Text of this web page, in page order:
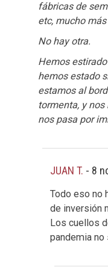
fábricas de
etc, mucho más
No hay otra.
Hemos
hemos estado
estamos al
tormenta, y
nos pasa por
JUAN T. - 8
Todo eso no
de inversión
Los cuellos
pandemia no